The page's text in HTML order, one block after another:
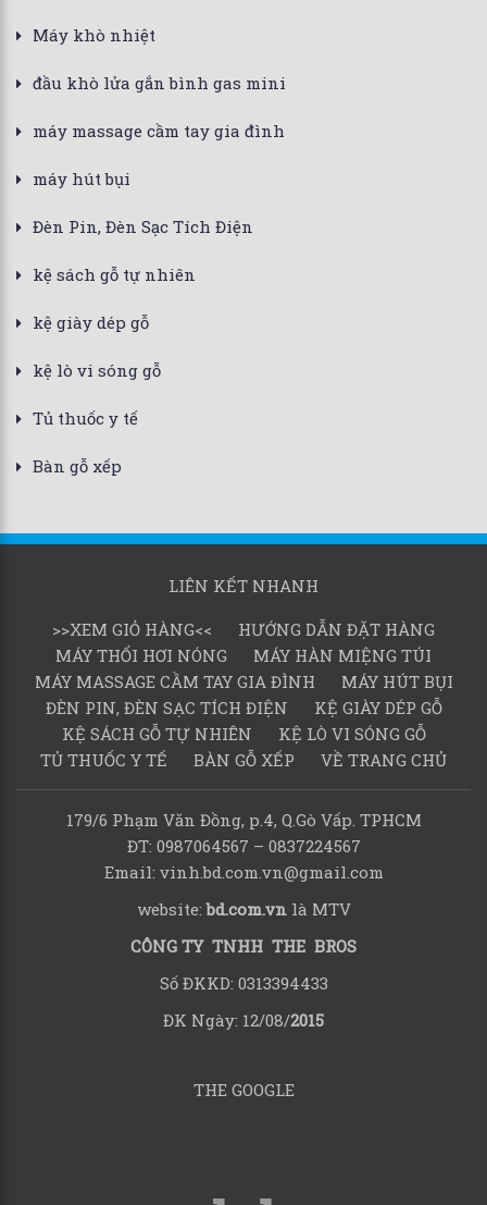
Máy khò nhiệt
đầu khò lửa gắn bình gas mini
máy massage cầm tay gia đình
máy hút bụi
Đèn Pin, Đèn Sạc Tích Điện
kệ sách gỗ tự nhiên
kệ giày dép gỗ
kệ lò vi sóng gỗ
Tủ thuốc y tế
Bàn gỗ xếp
LIÊN KẾT NHANH
>>XEM GIỎ HÀNG<<
HƯỚNG DẪN ĐẶT HÀNG
MÁY THỔI HƠI NÓNG
MÁY HÀN MIỆNG TÚI
MÁY MASSAGE CẦM TAY GIA ĐÌNH
MÁY HÚT BỤI
ĐÈN PIN, ĐÈN SẠC TÍCH ĐIỆN
KỆ GIÀY DÉP GỖ
KỆ SÁCH GỖ TỰ NHIÊN
KỆ LÒ VI SÓNG GỖ
TỦ THUỐC Y TẾ
BÀN GỖ XẾP VỀ TRANG CHỦ
179/6 Phạm Văn Đồng, p.4, Q.Gò Vấp. TPHCM
ĐT: 0987064567 – 0837224567
Email: vinh.bd.com.vn@gmail.com
website:bd.com.vnlà MTV
CÔNG TY TNHH THE BROS
Số ĐKKD: 0313394433
ĐK Ngày: 12/08/2015
THE GOOGLE